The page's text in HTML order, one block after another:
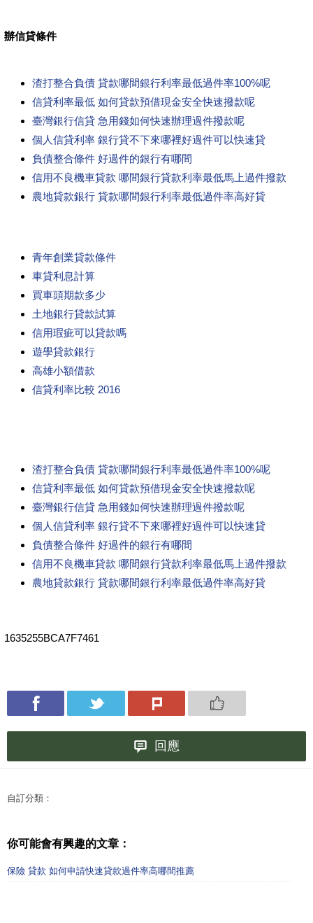
辦信貸條件
渣打整合負債 貸款哪間銀行利率最低過件率100%呢
信貸利率最低 如何貸款預借現金安全快速撥款呢
臺灣銀行信貸 急用錢如何快速辦理過件撥款呢
個人信貸利率 銀行貸不下來哪裡好過件可以快速貸
負債整合條件 好過件的銀行有哪間
信用不良機車貸款 哪間銀行貸款利率最低馬上過件撥款
農地貸款銀行 貸款哪間銀行利率最低過件率高好貸
青年創業貸款條件
車貸利息計算
買車頭期款多少
土地銀行貸款試算
信用瑕疵可以貸款嗎
遊學貸款銀行
高雄小額借款
信貸利率比較 2016
渣打整合負債 貸款哪間銀行利率最低過件率100%呢
信貸利率最低 如何貸款預借現金安全快速撥款呢
臺灣銀行信貸 急用錢如何快速辦理過件撥款呢
個人信貸利率 銀行貸不下來哪裡好過件可以快速貸
負債整合條件 好過件的銀行有哪間
信用不良機車貸款 哪間銀行貸款利率最低馬上過件撥款
農地貸款銀行 貸款哪間銀行利率最低過件率高好貸
1635255BCA7F7461
回應
自訂分類：
你可能會有興趣的文章：
保險 貸款 如何申請快速貸款過件率高哪間推薦